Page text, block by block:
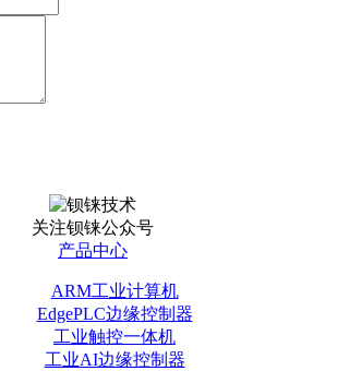
关注钡铼公众号
产品中心
ARM工业计算机
EdgePLC边缘控制器
工业触控一体机
工业AI边缘控制器